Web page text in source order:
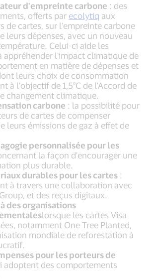
d'empreinte carbone : des
offerts par ecolytiq aux
de cartes, sur l'empreinte carbone
leurs dépenses, avec un nouveau
Celui-ci aide les
appréhender l'impact climatique de
en matière de dépenses et
leurs choix de consommation
à l'objectif de 1,5°C de l'Accord de
changement climatique.
carbone : la possibilité pour
de cartes de compenser
leurs émissions de gaz à effet de
personnalisée pour les
la façon d'encourager une
plus durable.
durables pour les cartes :
à travers une collaboration avec
et des reçus digitaux.
des organisations
lorsque les cartes Visa
notamment One Tree Planted,
mondiale de reforestation à
pour les porteurs de
adoptent des comportements